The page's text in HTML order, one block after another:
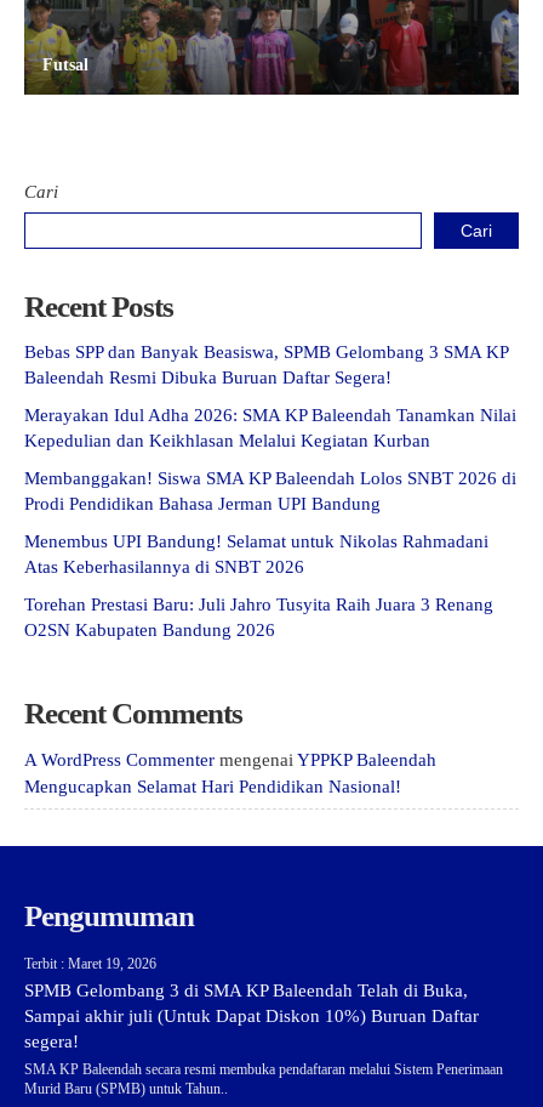
Futsal
Cari
Cari
Recent Posts
Bebas SPP dan Banyak Beasiswa, SPMB Gelombang 3 SMA KP
Baleendah Resmi Dibuka Buruan Daftar Segera!
Merayakan Idul Adha 2026: SMA KP Baleendah Tanamkan Nilai
Kepedulian dan Keikhlasan Melalui Kegiatan Kurban
Membanggakan! Siswa SMA KP Baleendah Lolos SNBT 2026 di
Prodi Pendidikan Bahasa Jerman UPI Bandung
Menembus UPI Bandung! Selamat untuk Nikolas Rahmadani
Atas Keberhasilannya di SNBT 2026
Torehan Prestasi Baru: Juli Jahro Tusyita Raih Juara 3 Renang
O2SN Kabupaten Bandung 2026
Recent Comments
A WordPress Commenter mengenai YPPKP Baleendah
Mengucapkan Selamat Hari Pendidikan Nasional!
Pengumuman
Terbit : Maret 19, 2026
SPMB Gelombang 3 di SMA KP Baleendah Telah di Buka,
Sampai akhir juli (Untuk Dapat Diskon 10%) Buruan Daftar
segera!
SMA KP Baleendah secara resmi membuka pendaftaran melalui Sistem Penerimaan
Murid Baru (SPMB) untuk Tahun..